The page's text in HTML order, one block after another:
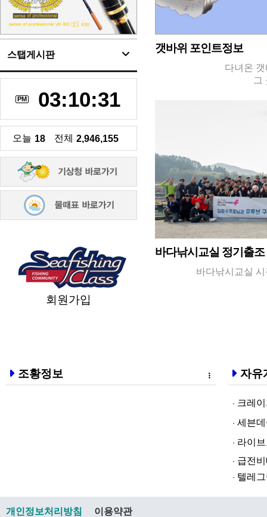
스탭게시판
PM 03:10:32
오늘 18 전체 2,946,155
회원가입
갯바위 포인트정보
다녀온
그
바다낚시교실 정기출조
바다낚시교실
조황정보 자유
크레이지
세븐데이
라­이브토­
급전비대면
텔레그램
개인정보처리방침 이용약관